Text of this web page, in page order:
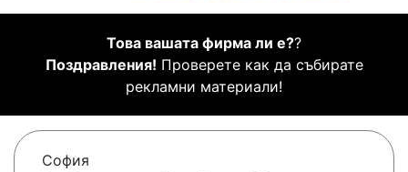
Това вашата фирма ли е??
Поздравления! Проверете как да събирате
рекламни материали!
София